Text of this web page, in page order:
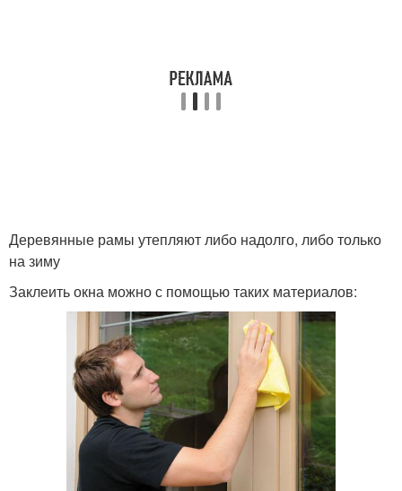
Деревянные рамы утепляют либо надолго, либо только
на зиму
Заклеить окна можно с помощью таких материалов: